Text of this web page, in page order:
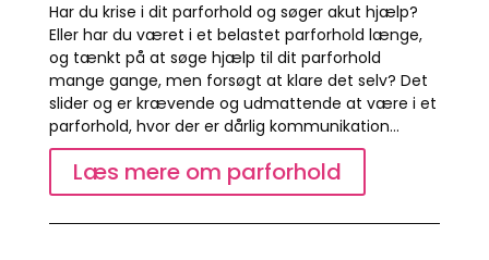
Har du krise i dit parforhold og søger akut hjælp?
Eller har du været i et belastet parforhold længe,
og tænkt på at søge hjælp til dit parforhold
mange gange, men forsøgt at klare det selv? Det
slider og er krævende og udmattende at være i et
parforhold, hvor der er dårlig kommunikation…
Læs mere om parforhold